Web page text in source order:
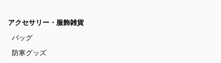
アクセサリー・服飾雑貨
バッグ
防寒グッズ